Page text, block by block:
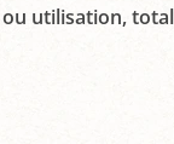
utilisation,